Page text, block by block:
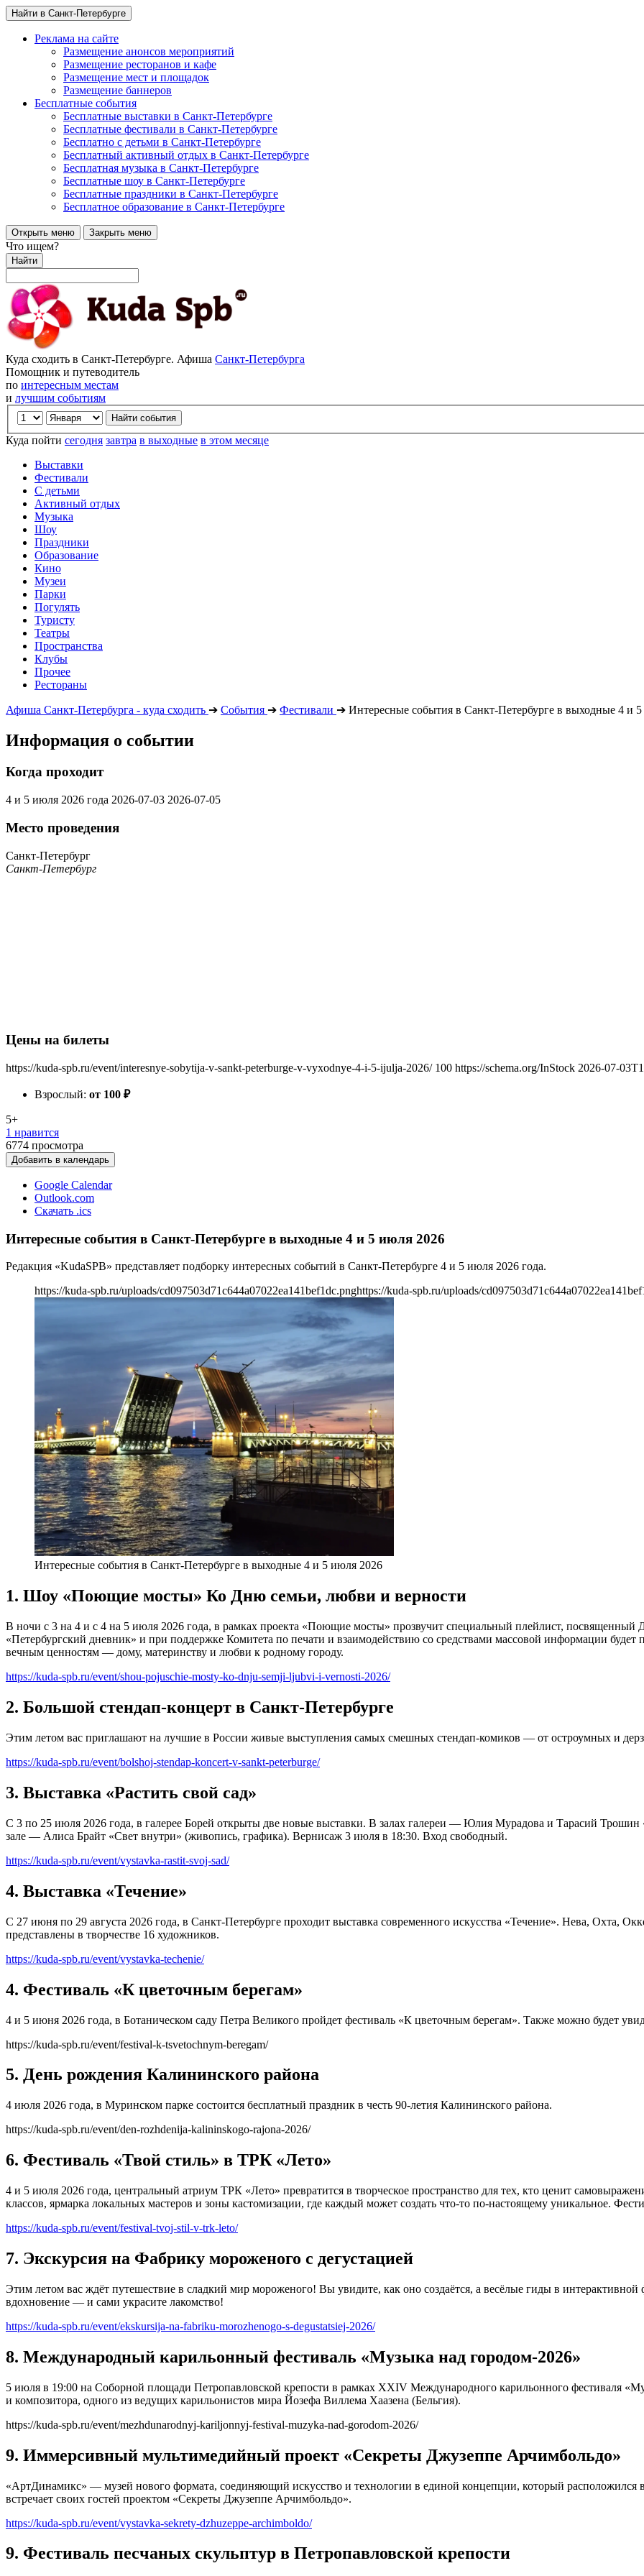
Найти в Санкт-Петербурге
Реклама на сайте
Размещение анонсов мероприятий
Размещение ресторанов и кафе
Размещение мест и площадок
Размещение баннеров
Бесплатные события
Бесплатные выставки в Санкт-Петербурге
Бесплатные фестивали в Санкт-Петербурге
Бесплатно с детьми в Санкт-Петербурге
Бесплатный активный отдых в Санкт-Петербурге
Бесплатная музыка в Санкт-Петербурге
Бесплатные шоу в Санкт-Петербурге
Бесплатные праздники в Санкт-Петербурге
Бесплатное образование в Санкт-Петербурге
Открыть меню Закрыть меню
Что ищем?
Найти
Куда сходить в Санкт-Петербурге. Афиша Санкт-Петербурга
Помощник и путеводитель
по интересным местам
и лучшим событиям
Куда пойти сегодня завтра в выходные в этом месяце
Выставки
Фестивали
С детьми
Активный отдых
Музыка
Шоу
Праздники
Образование
Кино
Музеи
Парки
Погулять
Туристу
Театры
Пространства
Клубы
Прочее
Рестораны
Афиша Санкт-Петербурга - куда сходить ➔ События ➔ Фестивали ➔ Интересные события в Санкт-Петербурге в выходные 4 и
Информация о событии
Когда проходит
4 и 5 июля 2026 года 2026-07-03 2026-07-05
Место проведения
Санкт-Петербург
Санкт-Петербург
Цены на билеты
https://kuda-spb.ru/event/interesnye-sobytija-v-sankt-peterburge-v-vyxodnye-4-i-5-ijulja-2026/ 100 https://schema.org/InStock 2026-07-
Взрослый: от 100 ₽
5+
1 нравится
6774 просмотра
Добавить в календарь
Google Calendar
Outlook.com
Скачать .ics
Интересные события в Санкт-Петербурге в выходные 4 и 5 июля 2026
Редакция «KudaSPB» представляет подборку интересных событий в Санкт-Петербурге 4 и 5 июля 2026 года.
https://kuda-spb.ru/uploads/cd097503d71c644a07022ea141bef1dc.pnghttps://kuda-spb.ru/uploads/
Интересные события в Санкт-Петербурге в выходные 4 и 5 июля 2026
1. Шоу «Поющие мосты» Ко Дню семьи, любви и верности
В ночи с 3 на 4 и с 4 на 5 июля 2026 года, в рамках проекта «Поющие мосты» прозвучит специальный плейлист,
«Петербургский дневник» и при поддержке Комитета по печати и взаимодействию со средствами массовой информации будет
вечным ценностям — дому, материнству и любви к родному городу.
https://kuda-spb.ru/event/shou-pojuschie-mosty-ko-dnju-semji-ljubvi-i-vernosti-2026/
2. Большой стендап-концерт в Санкт-Петербурге
Этим летом вас приглашают на лучшие в России живые выступления самых смешных стендап-комиков — от остроумных и
https://kuda-spb.ru/event/bolshoj-stendap-koncert-v-sankt-peterburge/
3. Выставка «Растить свой сад»
С 3 по 25 июля 2026 года, в галерее Борей открыты две новые выставки. В залах галереи — Юлия Мурадова и Тарасий Трошин
зале — Алиса Брайт «Свет внутри» (живопись, графика). Вернисаж 3 июля в 18:30. Вход свободный.
https://kuda-spb.ru/event/vystavka-rastit-svoj-sad/
4. Выставка «Течение»
С 27 июня по 29 августа 2026 года, в Санкт-Петербурге проходит выставка современного искусства «Течение». Нева, Охта,
представлены в творчестве 16 художников.
https://kuda-spb.ru/event/vystavka-techenie/
4. Фестиваль «К цветочным берегам»
4 и 5 июня 2026 года, в Ботаническом саду Петра Великого пройдет фестиваль «К цветочным берегам». Также можно будет
https://kuda-spb.ru/event/festival-k-tsvetochnym-beregam/
5. День рождения Калининского района
4 июля 2026 года, в Муринском парке состоится бесплатный праздник в честь 90-летия Калининского района.
https://kuda-spb.ru/event/den-rozhdenija-kalininskogo-rajona-2026/
6. Фестиваль «Твой стиль» в ТРК «Лето»
4 и 5 июля 2026 года, центральный атриум ТРК «Лето» превратится в творческое пространство для тех, кто ценит
классов, ярмарка локальных мастеров и зоны кастомизации, где каждый может создать что-то по-настоящему уникальное.
https://kuda-spb.ru/event/festival-tvoj-stil-v-trk-leto/
7. Экскурсия на Фабрику мороженого с дегустацией
Этим летом вас ждёт путешествие в сладкий мир мороженого! Вы увидите, как оно создаётся, а весёлые гиды в
вдохновение — и сами украсите лакомство!
https://kuda-spb.ru/event/ekskursija-na-fabriku-morozhenogo-s-degustatsiej-2026/
8. Международный карильонный фестиваль «Музыка над городом-2026»
5 июля в 19:00 на Соборной площади Петропавловской крепости в рамках ХХIV Международного карильонного фестиваля
и композитора, одного из ведущих карильонистов мира Йозефа Виллема Хаазена (Бельгия).
https://kuda-spb.ru/event/mezhdunarodnyj-kariljonnyj-festival-muzyka-nad-gorodom-2026/
9. Иммерсивный мультимедийный проект «Секреты Джузеппе Арчимбольдо»
«‎АртДинамикс» — музей нового формата, соединяющий искусство и технологии в единой концепции, который расположился
встречает своих гостей проектом ‎«‎Секреты Джузеппе Арчимбольдо».
https://kuda-spb.ru/event/vystavka-sekrety-dzhuzeppe-archimboldo/
9. Фестиваль песчаных скульптур в Петропавловской крепости